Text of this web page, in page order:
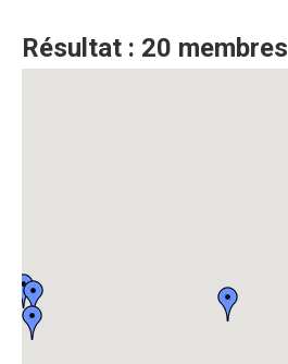
Résultat : 20 membres